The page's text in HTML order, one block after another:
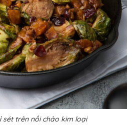
sét trên nồi chảo kim loại